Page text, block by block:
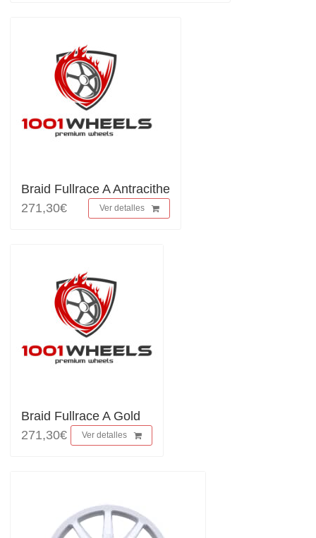
Braid Fullrace A Antracithe
271,30€
Ver detalles
Braid Fullrace A Gold
271,30€
Ver detalles